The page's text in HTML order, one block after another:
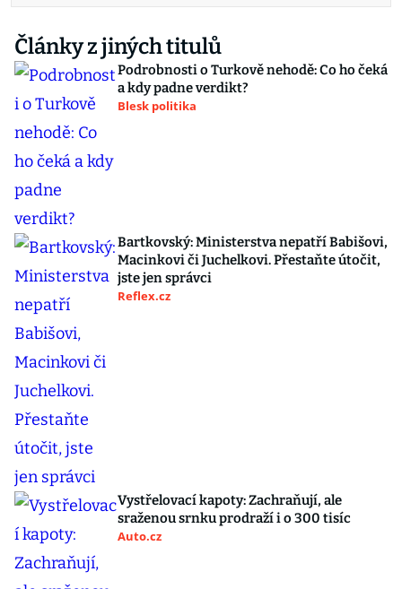
Články z jiných titulů
Podrobnosti o Turkově nehodě: Co ho čeká
a kdy padne verdikt?
Blesk politika
Bartkovský: Ministerstva nepatří Babišovi,
Macinkovi či Juchelkovi. Přestaňte útočit,
jste jen správci
Reflex.cz
Vystřelovací kapoty: Zachraňují, ale
sraženou srnku prodraží i o 300 tisíc
Auto.cz